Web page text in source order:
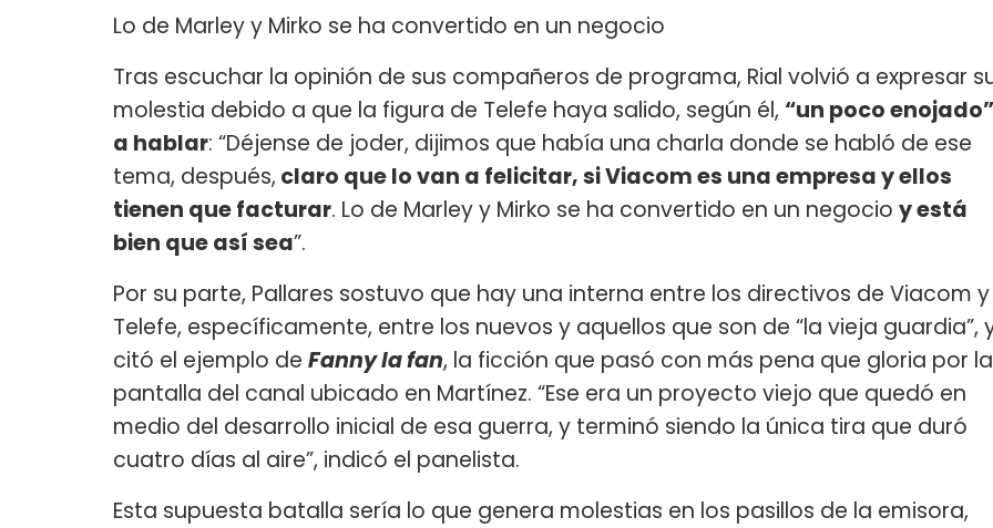
Lo de Marley y Mirko se ha convertido en un negocio
Tras escuchar la opinión de sus compañeros de programa, Rial volvió a expresar
molestia debido a que la figura de Telefe haya salido, según él, “un poco enojado”
a hablar: “Déjense de joder, dijimos que había una charla donde se habló de ese
tema, después, claro que lo van a felicitar, si Viacom es una empresa y ellos
tienen que facturar. Lo de Marley y Mirko se ha convertido en un negocio y está
bien que así sea”.
Por su parte, Pallares sostuvo que hay una interna entre los directivos de Viacom y
Telefe, específicamente, entre los nuevos y aquellos que son de “la vieja guardia”,
citó el ejemplo de Fanny la fan, la ficción que pasó con más pena que gloria por la
pantalla del canal ubicado en Martínez. “Ese era un proyecto viejo que quedó en
medio del desarrollo inicial de esa guerra, y terminó siendo la única tira que duró
cuatro días al aire”, indicó el panelista.
Esta supuesta batalla sería lo que genera molestias en los pasillos de la emisora,